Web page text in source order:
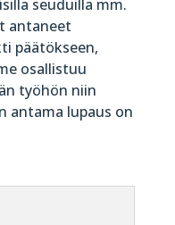
seuduilla mm.
antaneet
päätökseen,
osallistuu
työhön niin
antama lupaus on